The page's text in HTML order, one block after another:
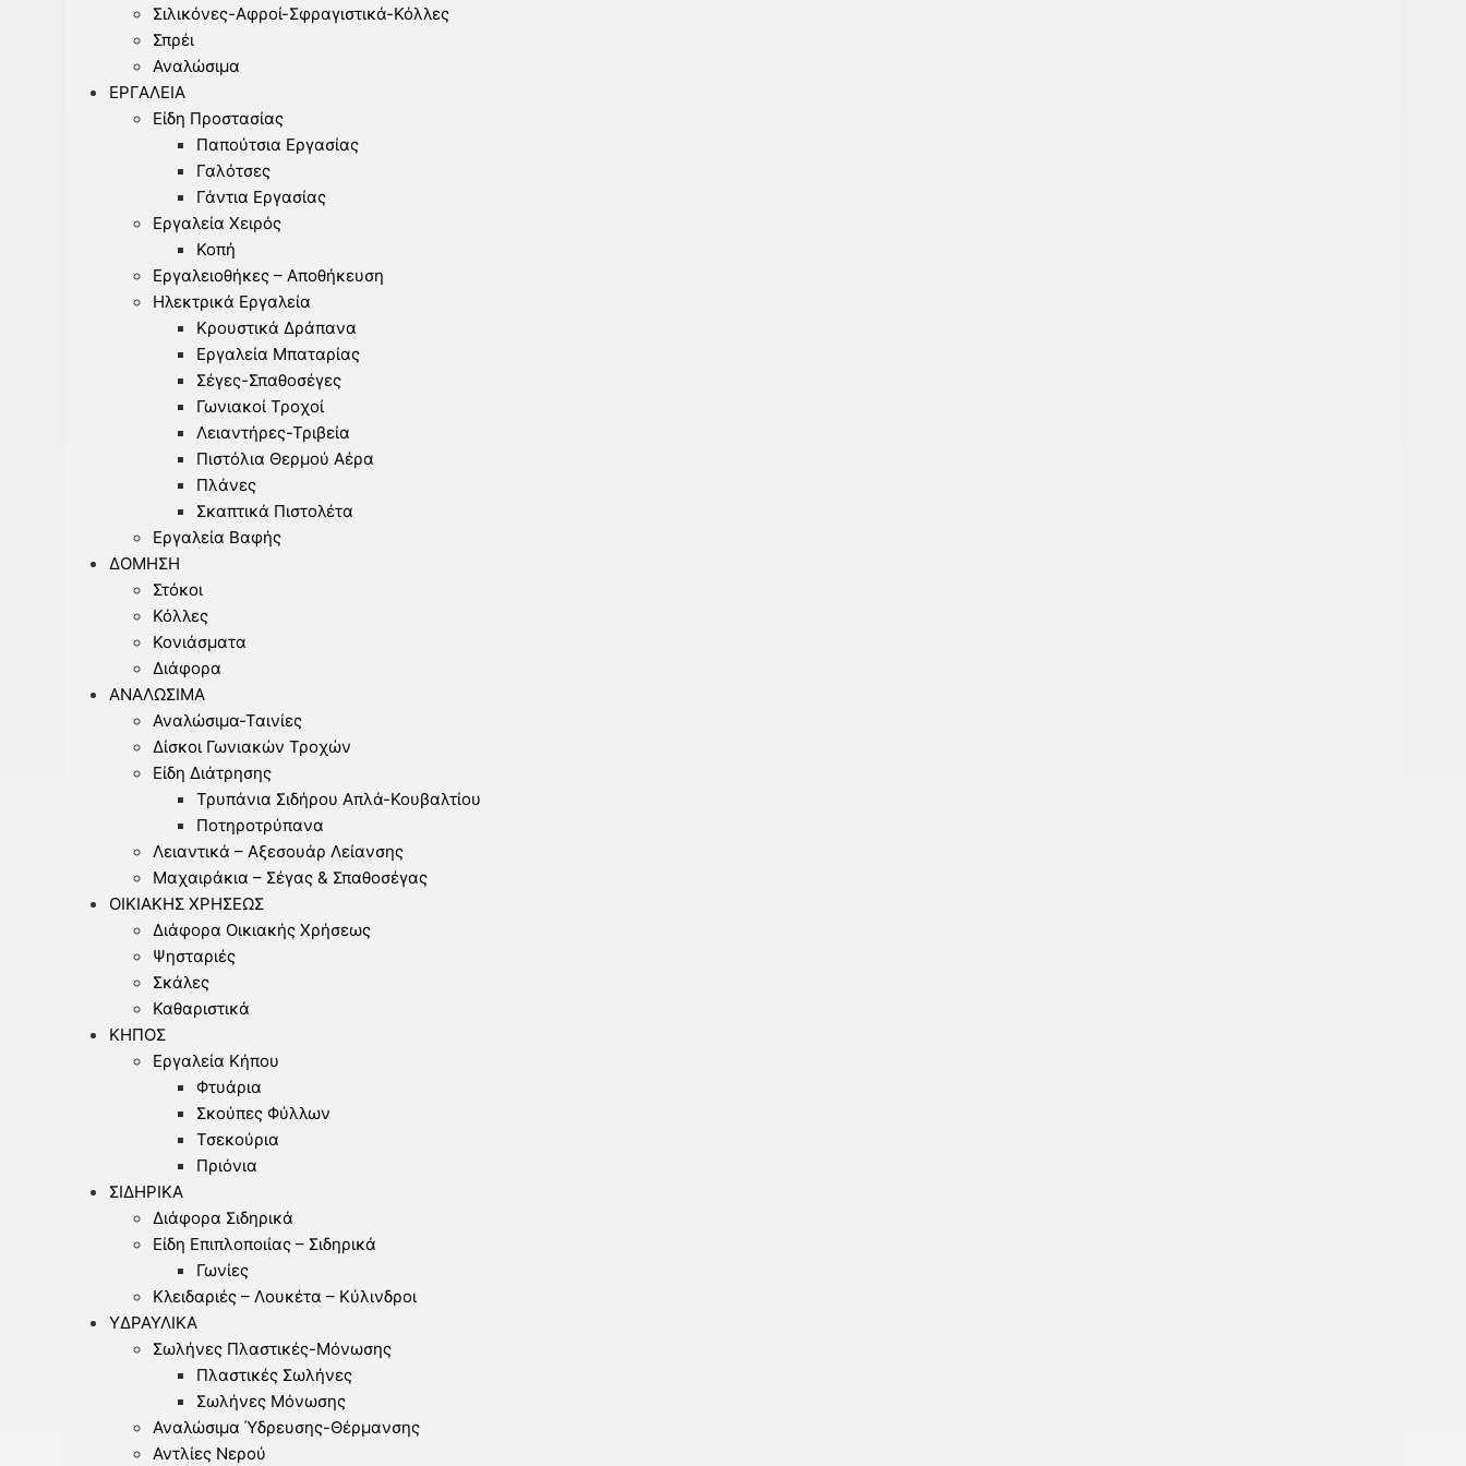
Σιλικόνες-Αφροί-Σφραγιστικά-Κόλλες
Σπρέι
Αναλώσιμα
ΕΡΓΑΛΕΊΑ
Είδη Προστασίας
Παπούτσια Εργασίας
Γαλότσες
Γάντια Εργασίας
Εργαλεία Χειρός
Κοπή
Εργαλειοθήκες – Αποθήκευση
Ηλεκτρικά Εργαλεία
Κρουστικά Δράπανα
Εργαλεία Μπαταρίας
Σέγες-Σπαθοσέγες
Γωνιακοί Τροχοί
Λειαντήρες-Τριβεία
Πιστόλια Θερμού Αέρα
Πλάνες
Σκαπτικά Πιστολέτα
Εργαλεία Βαφής
ΔΌΜΗΣΗ
Στόκοι
Κόλλες
Κονιάσματα
Διάφορα
ΑΝΑΛΏΣΙΜΑ
Αναλώσιμα-Ταινίες
Δίσκοι Γωνιακών Τροχών
Είδη Διάτρησης
Τρυπάνια Σιδήρου Απλά-Κουβαλτίου
Ποτηροτρύπανα
Λειαντικά – Αξεσουάρ Λείανσης
Μαχαιράκια – Σέγας & Σπαθοσέγας
ΟΙΚΙΑΚΉΣ ΧΡΉΣΕΩΣ
Διάφορα Οικιακής Χρήσεως
Ψησταριές
Σκάλες
Καθαριστικά
ΚΉΠΟΣ
Εργαλεία Κήπου
Φτυάρια
Σκούπες Φύλλων
Τσεκούρια
Πριόνια
ΣΙΔΗΡΙΚΆ
Διάφορα Σιδηρικά
Είδη Επιπλοποιίας – Σιδηρικά
Γωνίες
Κλειδαριές – Λουκέτα – Κύλινδροι
ΥΔΡΑΥΛΙΚΆ
Σωλήνες Πλαστικές-Μόνωσης
Πλαστικές Σωλήνες
Σωλήνες Μόνωσης
Αναλώσιμα Ύδρευσης-Θέρμανσης
Αντλίες Νερού